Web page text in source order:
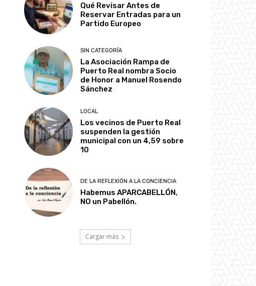
Qué Revisar Antes de
Reservar Entradas para un
Partido Europeo
SIN CATEGORÍA
La Asociación Rampa de
Puerto Real nombra Socio
de Honor a Manuel Rosendo
Sánchez
LOCAL
Los vecinos de Puerto Real
suspenden la gestión
municipal con un 4,59 sobre
10
DE LA REFLEXIÓN A LA CONCIENCIA
Habemus APARCABELLÓN,
NO un Pabellón.
Cargar más